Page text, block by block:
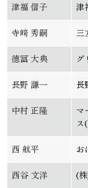
津福 信子 津
寺﨑 秀嗣 三
德冨 大典 グ
長野 謙一 長
中村 正隆
マ
ス
西 航平 お
西谷 文洋 (